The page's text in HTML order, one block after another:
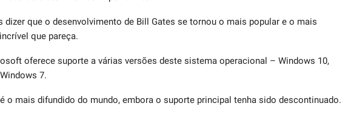
dizer que o desenvolvimento de Bill Gates se tornou o mais popular e o mais
que pareça.
oferece suporte a várias versões deste sistema operacional – Windows 10,
7.
o mais difundido do mundo, embora o suporte principal tenha sido descontinuado.